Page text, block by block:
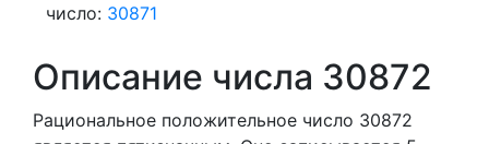
число: 30871
Описание числа 30872
Рациональное положительное число 30872